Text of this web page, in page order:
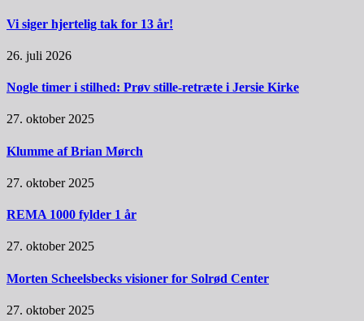
Vi siger hjertelig tak for 13 år!
26. juli 2026
Nogle timer i stilhed: Prøv stille-retræte i Jersie Kirke
27. oktober 2025
Klumme af Brian Mørch
27. oktober 2025
REMA 1000 fylder 1 år
27. oktober 2025
Morten Scheelsbecks visioner for Solrød Center
27. oktober 2025